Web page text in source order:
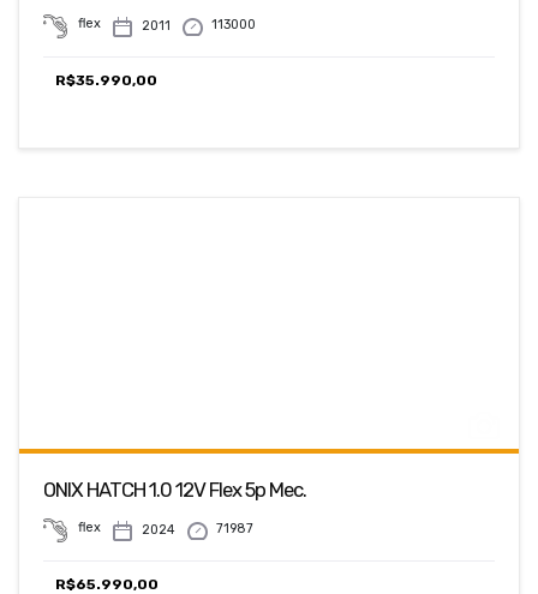
flex 2011 113000
R$35.990,00
ONIX HATCH 1.0 12V Flex 5p Mec.
flex 2024 71987
R$65.990,00